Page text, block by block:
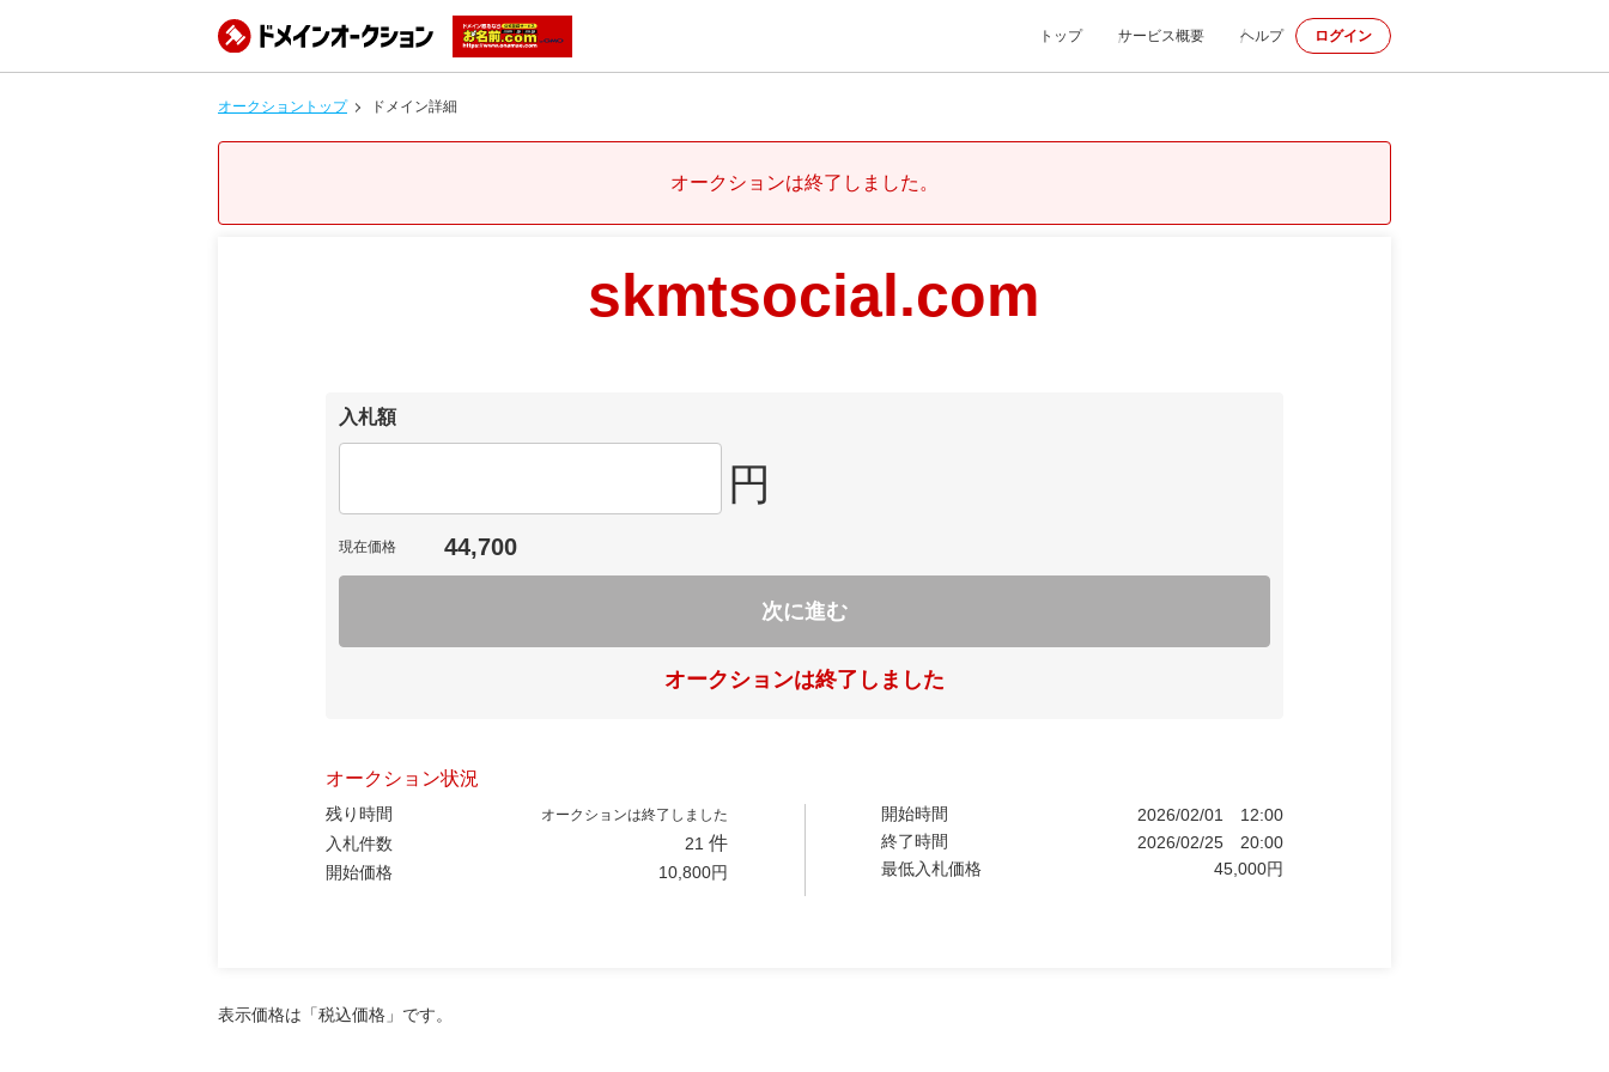
トップ サービス概要 ヘルプ ログイン
オークショントップ ドメイン詳細
オークションは終了しました。
skmtsocial.com
入札額
円
現在価格 44,700
次に進む
オークションは終了しました
オークション状況
残り時間 オークションは終了しました
入札件数 21 件
開始価格 10,800円
開始時間 2026/02/01
12:00
終了時間
2026/02/25
20:00
最低入札価格
45,000円
表示価格は「税込価格」です。